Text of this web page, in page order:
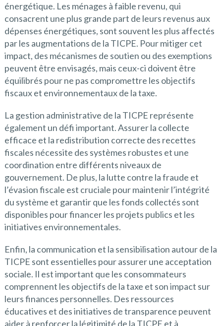
énergétique. Les ménages à faible revenu, qui
consacrent une plus grande part de leurs revenus aux
dépenses énergétiques, sont souvent les plus affectés
par les augmentations de la TICPE. Pour mitiger cet
impact, des mécanismes de soutien ou des exemptions
peuvent être envisagés, mais ceux-ci doivent être
équilibrés pour ne pas compromettre les objectifs
fiscaux et environnementaux de la taxe.
La gestion administrative de la TICPE représente
également un défi important. Assurer la collecte
efficace et la redistribution correcte des recettes
fiscales nécessite des systèmes robustes et une
coordination entre différents niveaux de
gouvernement. De plus, la lutte contre la fraude et
l’évasion fiscale est cruciale pour maintenir l’intégrité
du système et garantir que les fonds collectés sont
disponibles pour financer les projets publics et les
initiatives environnementales.
Enfin, la communication et la sensibilisation autour de la
TICPE sont essentielles pour assurer une acceptation
sociale. Il est important que les consommateurs
comprennent les objectifs de la taxe et son impact sur
leurs finances personnelles. Des ressources
éducatives et des initiatives de transparence peuvent
aider à renforcer la légitimité de la TICPE et à